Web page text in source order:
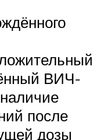
ВИЧ-
после
дозы